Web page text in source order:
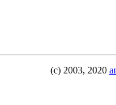
(c) 2003, 2020